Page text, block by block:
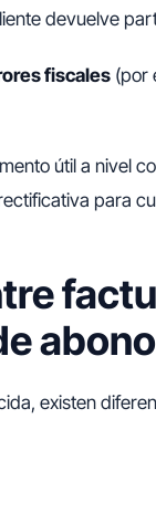
devuelve
fiscales (por
útil a nivel
para
abono
existen